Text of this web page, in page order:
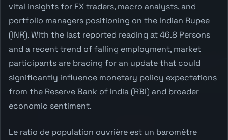
vital insights for FX traders, macro analysts, and
portfolio managers positioning on the Indian Rupee
(INR). With the last reported reading at 46.8 Persons
and a recent trend of falling employment, market
participants are bracing for an update that could
significantly influence monetary policy expectations
from the Reserve Bank of India (RBI) and broader
economic sentiment.
Le ratio de population ouvrière est un baromètre